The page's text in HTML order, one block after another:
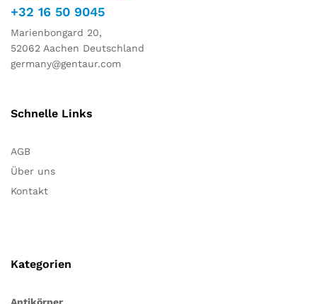
+32 16 50 9045
Marienbongard 20,
52062 Aachen Deutschland
germany@gentaur.com
Schnelle Links
AGB
Über uns
Kontakt
Kategorien